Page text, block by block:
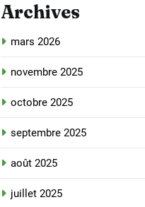
Archives
mars 2026
novembre 2025
octobre 2025
septembre 2025
août 2025
juillet 2025